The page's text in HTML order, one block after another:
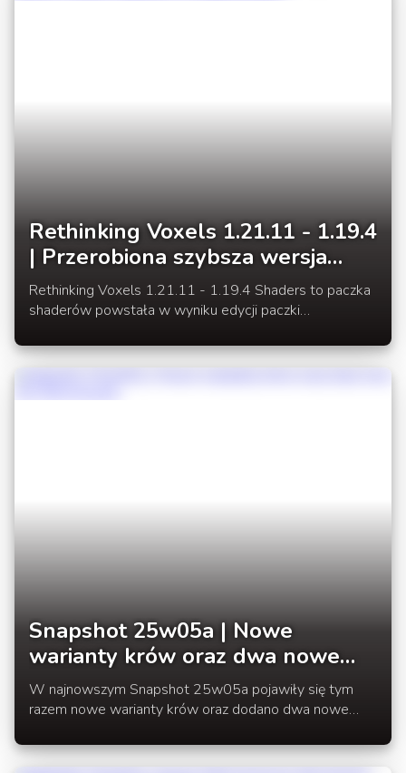
Rethinking Voxels 1.21.11 - 1.19.4
| Przerobiona szybsza wersja
shaderów Complementary
Rethinking Voxels 1.21.11 - 1.19.4 Shaders to paczka
shaderów powstała w wyniku edycji paczki
Snapshot 25w05a | Nowe
warianty krów oraz dwa nowe
bloki dekoracyjne
W najnowszym Snapshot 25w05a pojawiły się tym
razem nowe warianty krów oraz dodano dwa nowe